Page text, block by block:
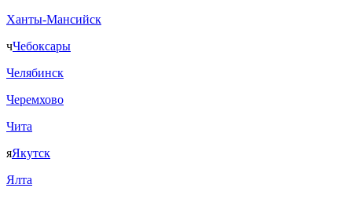
Ханты-Мансийск
чЧебоксары
Челябинск
Черемхово
Чита
яЯкутск
Ялта